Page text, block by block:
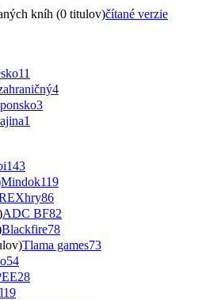
kníh (0 titulov)čítané verzie
11
4
3
1
143
Mindok119
86
ADC BF82
Blackfire78
Tlama games73
54
28
19